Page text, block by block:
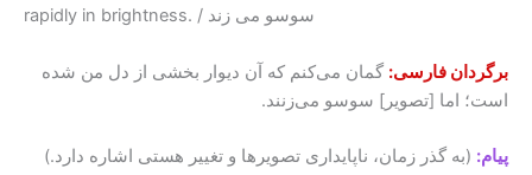
rapidly in brightness. / سوسو می زند
برگردان فارسی: گمان می‌کنم که آن دیوار بخشی از دل من شده
است؛ اما [تصویر] سوسو می‌زنند.
پیام: (به گذر زمان، ناپایداری تصویرها و تغییر هستی اشاره دارد.)